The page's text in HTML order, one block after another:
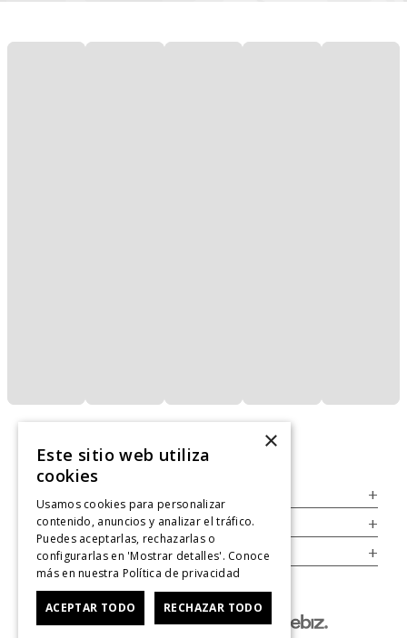
+
Legal +
Cuenta +
×
Este sitio web utiliza
cookies
Usamos cookies para personalizar
contenido, anuncios y analizar el tráfico.
Puedes aceptarlas, rechazarlas o
configurarlas en 'Mostrar detalles'. Conoce
más en nuestra Política de privacidad
ACEPTAR TODO RECHAZAR TODO